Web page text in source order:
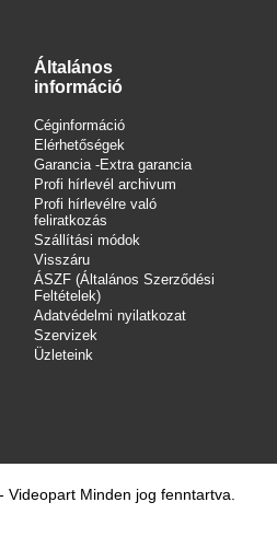
Általános
információ
Céginformáció
Elérhetőségek
Garancia -Extra garancia
Profi hírlevél archivum
Profi hírlevélre való
feliratkozás
Szállítási módok
Visszáru
ÁSZF (Általános Szerződési
Feltételek)
Adatvédelmi nyilatkozat
Szervizek
Üzleteink
Minden jog fenntartva.